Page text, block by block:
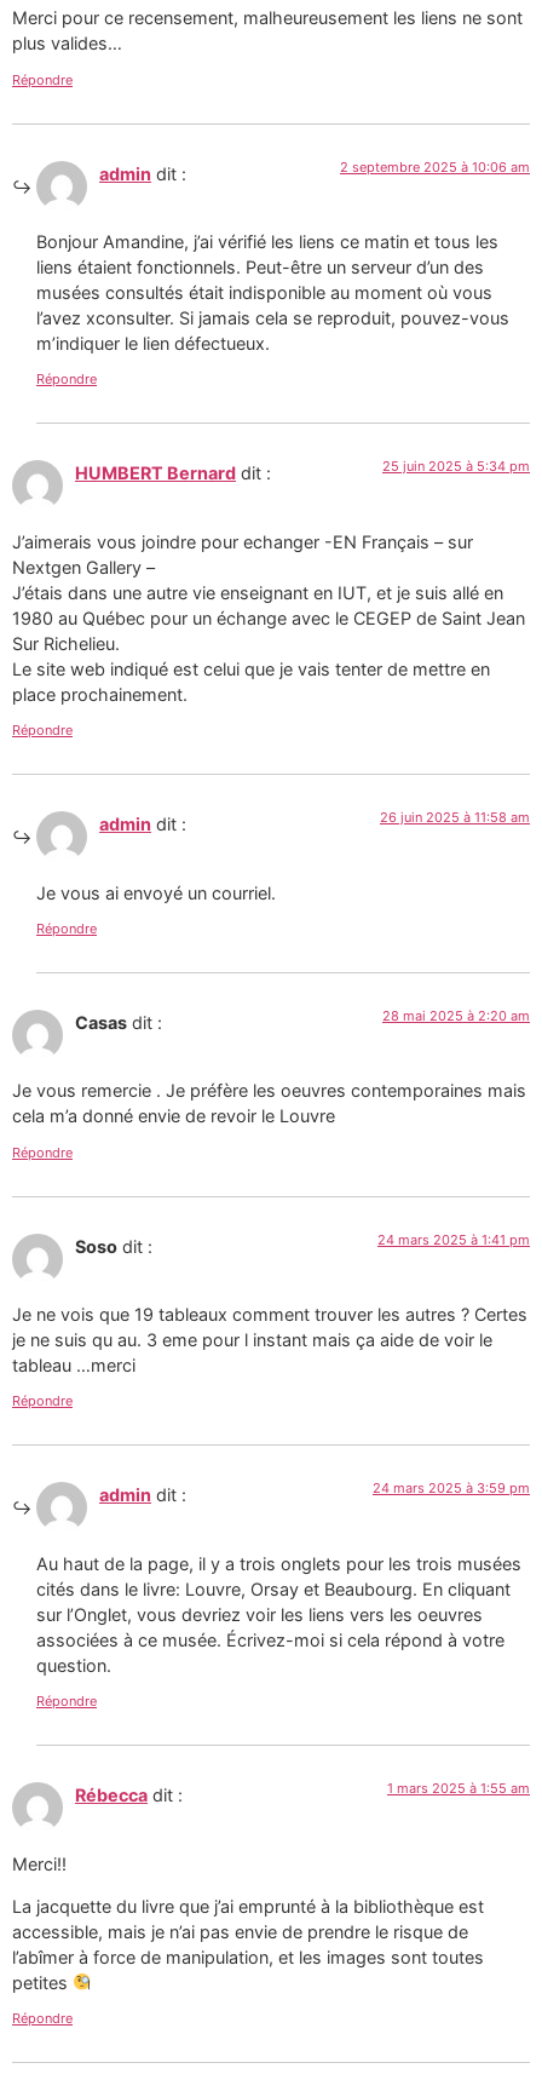
Merci pour ce recensement, malheureusement les liens ne sont
plus valides…
Répondre
admin dit : 2 septembre 2025 à 10:06 am
Bonjour Amandine, j’ai vérifié les liens ce matin et tous les
liens étaient fonctionnels. Peut-être un serveur d’un des
musées consultés était indisponible au moment où vous
l’avez xconsulter. Si jamais cela se reproduit, pouvez-vous
m’indiquer le lien défectueux.
Répondre
HUMBERT Bernard dit : 25 juin 2025 à 5:34 pm
J’aimerais vous joindre pour echanger -EN Français – sur
Nextgen Gallery –
J’étais dans une autre vie enseignant en IUT, et je suis allé en
1980 au Québec pour un échange avec le CEGEP de Saint Jean
Sur Richelieu.
Le site web indiqué est celui que je vais tenter de mettre en
place prochainement.
Répondre
admin dit : 26 juin 2025 à 11:58 am
Je vous ai envoyé un courriel.
Répondre
Casas dit : 28 mai 2025 à 2:20 am
Je vous remercie . Je préfère les oeuvres contemporaines mais
cela m’a donné envie de revoir le Louvre
Répondre
Soso dit : 24 mars 2025 à 1:41 pm
Je ne vois que 19 tableaux comment trouver les autres ? Certes
je ne suis qu au. 3 eme pour l instant mais ça aide de voir le
tableau …merci
Répondre
admin dit : 24 mars 2025 à 3:59 pm
Au haut de la page, il y a trois onglets pour les trois musées
cités dans le livre: Louvre, Orsay et Beaubourg. En cliquant
sur l’Onglet, vous devriez voir les liens vers les oeuvres
associées à ce musée. Écrivez-moi si cela répond à votre
question.
Répondre
Rébecca dit : 1 mars 2025 à 1:55 am
Merci!!
La jacquette du livre que j’ai emprunté à la bibliothèque est
accessible, mais je n’ai pas envie de prendre le risque de
l’abîmer à force de manipulation, et les images sont toutes
petites
Répondre